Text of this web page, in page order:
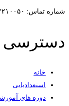
شماره تماس: ۰۲۶۳۲۲۱۰۰۵۰ – ۰۹۱۲۰۸۳۴۵۶۴
دسترسی
خانه
استعدادیابی
دوره های